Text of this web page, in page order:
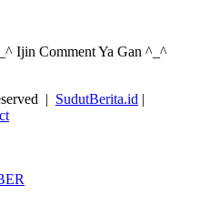
Ijin Comment Ya Gan ^_^
| SudutBerita.id |